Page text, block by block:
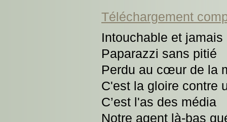
Téléchargement
Intouchable et jamais
Paparazzi sans pitié
Perdu au cœur de la
C'est la gloire contre
C’est l'as des média
Notre agent là-bas